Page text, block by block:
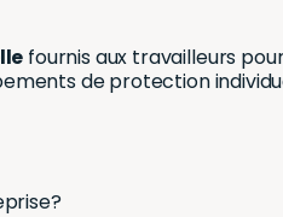
Génération de
Notifications et
fournis aux travailleurs
de protection